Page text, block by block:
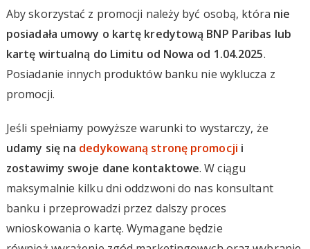
Aby skorzystać z promocji należy być osobą, która nie
posiadała umowy o kartę kredytową BNP Paribas lub
kartę wirtualną do Limitu od Nowa od 1.04.2025.
Posiadanie innych produktów banku nie wyklucza z
promocji.
Jeśli spełniamy powyższe warunki to wystarczy, że
udamy się na dedykowaną stronę promocji i
zostawimy swoje dane kontaktowe. W ciągu
maksymalnie kilku dni oddzwoni do nas konsultant
banku i przeprowadzi przez dalszy proces
wnioskowania o kartę. Wymagane będzie